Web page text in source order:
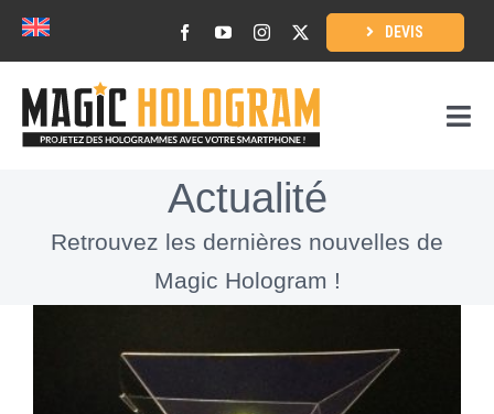
Skip
to
content
DEVIS
Mode d’emploi
Professionnels
Actualité
Retrouvez les dernières nouvelles de
Magic Hologram !